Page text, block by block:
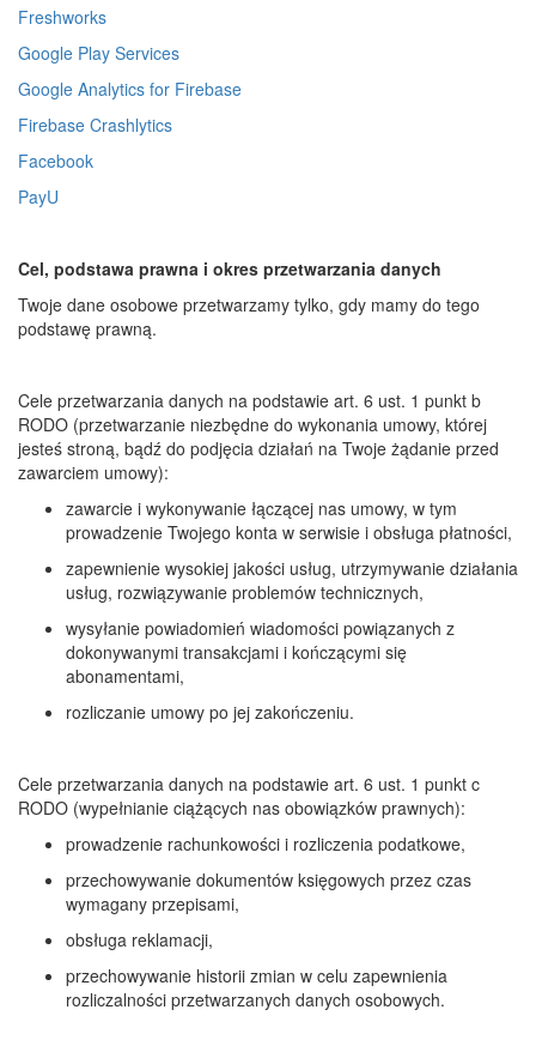
Freshworks
Google Play Services
Google Analytics for Firebase
Firebase Crashlytics
Facebook
PayU
Cel, podstawa prawna i okres przetwarzania danych
Twoje dane osobowe przetwarzamy tylko, gdy mamy do tego
podstawę prawną.
Cele przetwarzania danych na podstawie art. 6 ust. 1 punkt b
RODO (przetwarzanie niezbędne do wykonania umowy, której
jesteś stroną, bądź do podjęcia działań na Twoje żądanie przed
zawarciem umowy):
zawarcie i wykonywanie łączącej nas umowy, w tym
prowadzenie Twojego konta w serwisie i obsługa płatności,
zapewnienie wysokiej jakości usług, utrzymywanie działania
usług, rozwiązywanie problemów technicznych,
wysyłanie powiadomień wiadomości powiązanych z
dokonywanymi transakcjami i kończącymi się
abonamentami,
rozliczanie umowy po jej zakończeniu.
Cele przetwarzania danych na podstawie art. 6 ust. 1 punkt c
RODO (wypełnianie ciążących nas obowiązków prawnych):
prowadzenie rachunkowości i rozliczenia podatkowe,
przechowywanie dokumentów księgowych przez czas
wymagany przepisami,
obsługa reklamacji,
przechowywanie historii zmian w celu zapewnienia
rozliczalności przetwarzanych danych osobowych.